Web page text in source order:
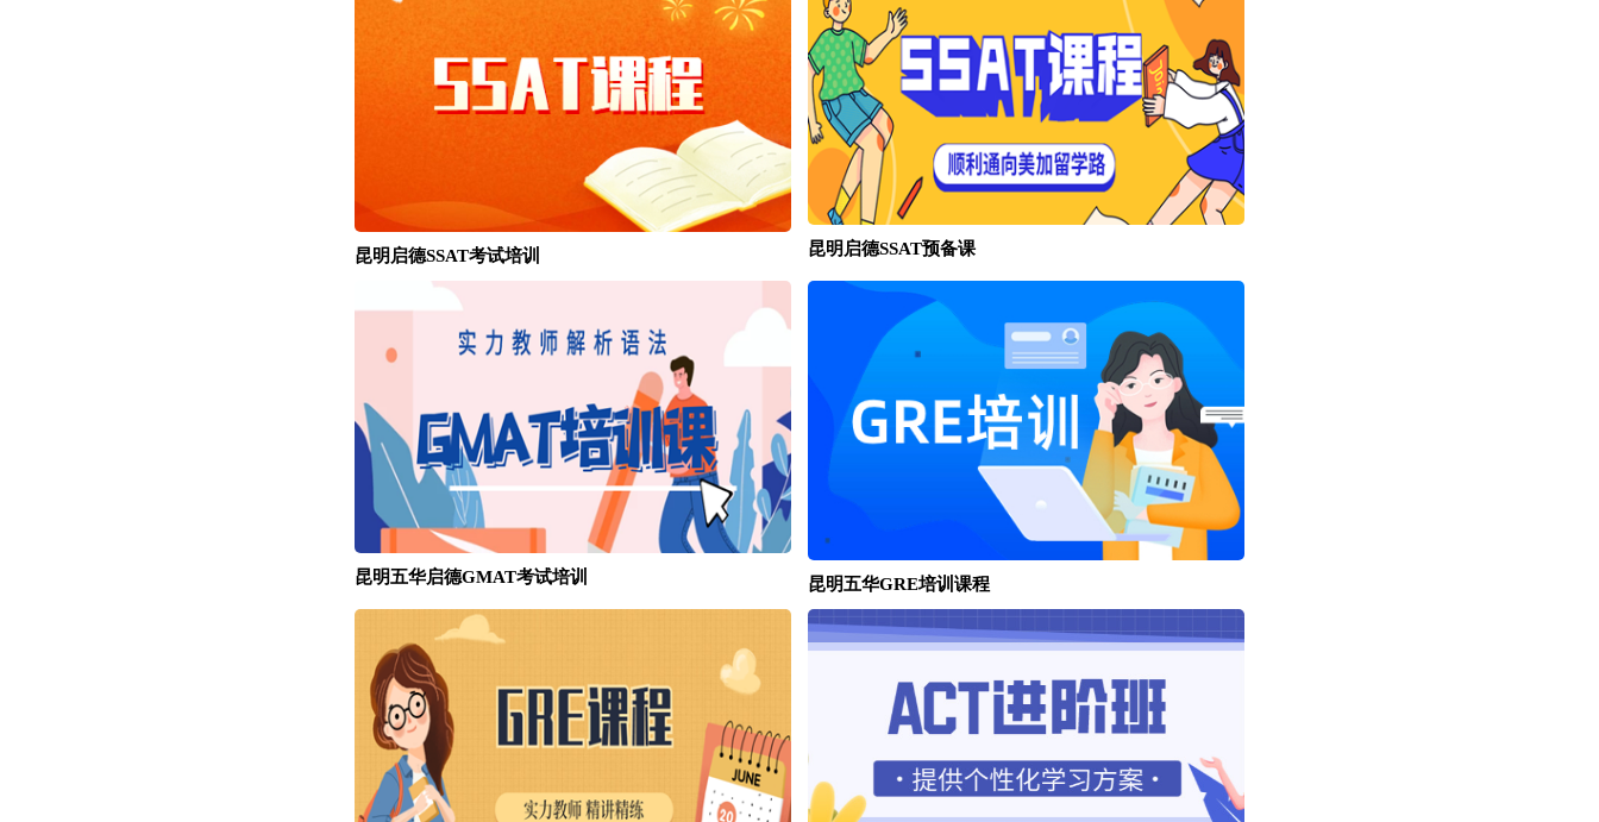
昆明启德SSAT考试培训 昆明启德SSAT预备课
昆明五华启德GMAT考试培训 昆明五华GRE培训课程